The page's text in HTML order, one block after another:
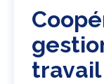
travail